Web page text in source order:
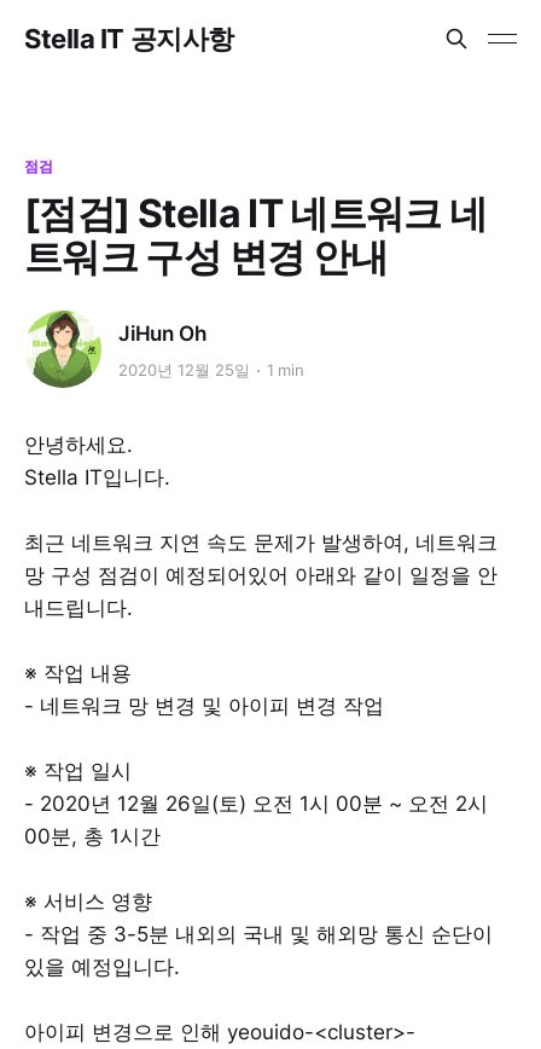
Stella IT 공지사항
점검
[점검] Stella IT 네트워크 네
트워크 구성 변경 안내
JiHun Oh
2020년 12월 25일 1 min
안녕하세요.
Stella IT입니다.
최근 네트워크 지연 속도 문제가 발생하여, 네트워크
망 구성 점검이 예정되어있어 아래와 같이 일정을 안
내드립니다.
※ 작업 내용
- 네트워크 망 변경 및 아이피 변경 작업
※ 작업 일시
- 2020년 12월 26일(토) 오전 1시 00분 ~ 오전 2시
00분, 총 1시간
※ 서비스 영향
- 작업 중 3-5분 내외의 국내 및 해외망 통신 순단이
있을 예정입니다.
아이피 변경으로 인해 yeouido-<cluster>-